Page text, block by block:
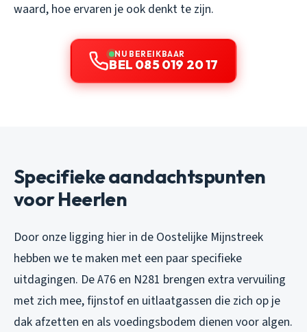
waard, hoe ervaren je ook denkt te zijn.
NU BEREIKBAAR
BEL 085 019 20 17
Specifieke aandachtspunten
voor Heerlen
Door onze ligging hier in de Oostelijke Mijnstreek
hebben we te maken met een paar specifieke
uitdagingen. De A76 en N281 brengen extra vervuiling
met zich mee, fijnstof en uitlaatgassen die zich op je
dak afzetten en als voedingsbodem dienen voor algen.